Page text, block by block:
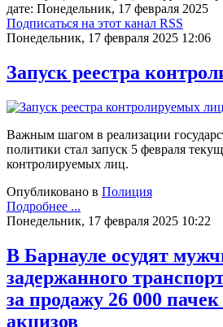
дате: Понедельник, 17 февраля 2025
Подписаться на этот канал RSS
Понедельник, 17 февраля 2025 12:06
Запуск реестра
Важным шагом в реализации
политики стал запуск 5 февраля
контролируемых лиц.
Опубликовано в Полиция
Подробнее ...
Понедельник, 17 февраля 2025 10:22
В Барнауле осудят
задержанного
за продажу 26 000 пачек
акцизов